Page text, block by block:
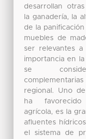
desarrollan
la ganadería, la
de la
muebles de
ser relevantes a
importancia en
se
regional. Uno
ha
agrícola, es la
afluentes
el sistema de